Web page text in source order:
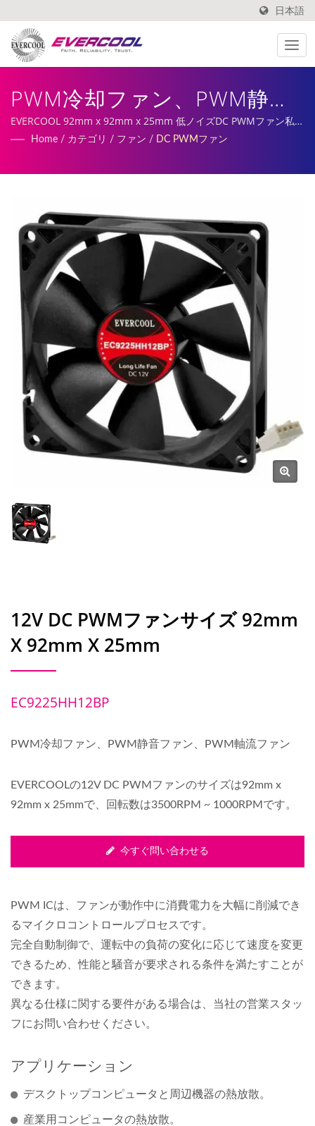
日本語
PWM冷却ファン、PWM静音
ファン、PWM軸流ファン |
EVERCOOL
EVERCOOL 92mm x 92mm x 25mm 低ノイズDC PWMファン私た
ちのサービスには、カスタマイズされたDCファン、ヒートシンク
Home / カテゴリ / ファン / DC PWMファン
12V DC PWMファンサイズ 92mm
X 92mm X 25mm
EC9225HH12BP
PWM冷却ファン、PWM静音ファン、PWM軸流ファン
EVERCOOLの12V DC PWMファンのサイズは92mm x
92mm x 25mmで、回転数は3500RPM ~ 1000RPMです。
今すぐ問い合わせる
PWM ICは、ファンが動作中に消費電力を大幅に削減でき
るマイクロコントロールプロセスです。
完全自動制御で、運転中の負荷の変化に応じて速度を変更
できるため、性能と騒音が要求される条件を満たすことが
できます。
異なる仕様に関する要件がある場合は、当社の営業スタッ
フにお問い合わせください。
アプリケーション
デスクトップコンピュータと周辺機器の熱放散。
産業用コンピュータの熱放散。